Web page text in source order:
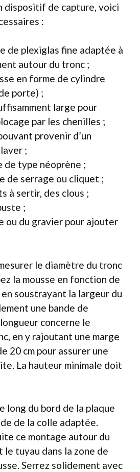
dispositif de capture, voici
:
de plexiglas fine adaptée à
autour du tronc ;
en forme de cylindre
porte) ;
large pour
par les chenilles ;
provenir d’un
;
de type néoprène ;
de serrage ou cliquet ;
à sertir, des clous ;
;
ou du gravier pour ajouter
le diamètre du tronc
la mousse en fonction de
soustrayant la largeur du
une bande de
concerne le
en y rajoutant une marge
20 cm pour assurer une
La hauteur minimale doit
long du bord de la plaque
de la colle adaptée.
ce montage autour du
le tuyau dans la zone de
Serrez solidement avec